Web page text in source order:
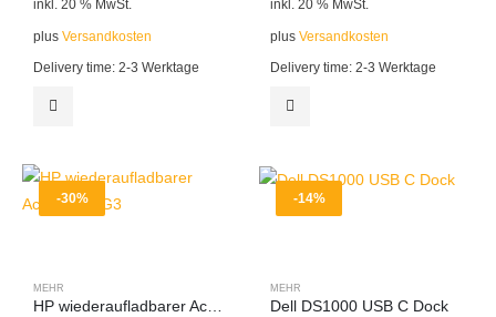
inkl. 20 % MwSt.
plus Versandkosten
Delivery time: 2-3 Werktage
inkl. 20 % MwSt.
plus Versandkosten
Delivery time: 2-3 Werktage
-30%
MEHR
HP wiederaufladbarer Active Pen G3
-14%
MEHR
Dell DS1000 USB C Dock